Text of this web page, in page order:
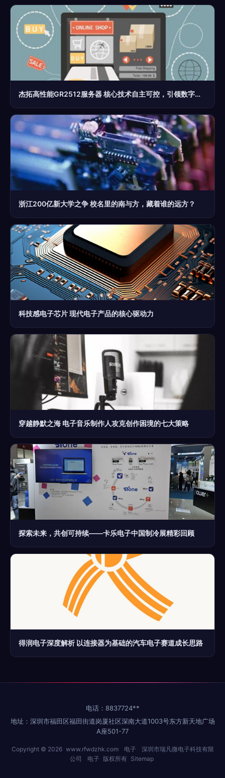
杰拓高性能GR2512服务器 核心技术自主可控，引领数字底座新纪元
浙江200亿新大学之争 校名里的南与方，藏着谁的远方？
科技感电子芯片 现代电子产品的核心驱动力
穿越静默之海 电子音乐制作人攻克创作困境的七大策略
探索未来，共创可持续——卡乐电子中国制冷展精彩回顾
得润电子深度解析 以连接器为基础的汽车电子赛道成长思路
电话：8837724**
地址：深圳市福田区福田街道岗厦社区深南大道1003号东方新天地广场
A座501-77
Copyright © 2026 www.rfwdzhk.com 电子
深圳市瑞凡微电子科技有限
公司
电子 版权所有 Sitemap